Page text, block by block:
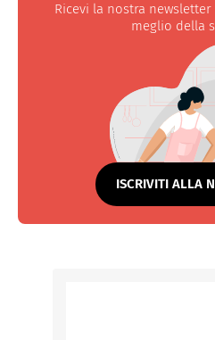
Ricevi la nostra
meglio della
ISCRIVITI ALLA